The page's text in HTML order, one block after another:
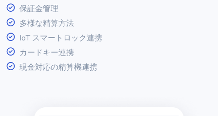
保証金管理
多様な精算方法
IoT スマートロック連携
カードキー連携
現金対応の精算機連携